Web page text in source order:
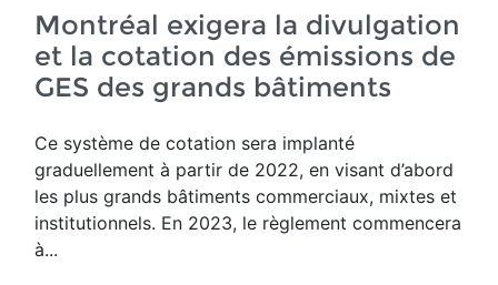
Montréal exigera la divulgation
et la cotation des émissions de
GES des grands bâtiments
Ce système de cotation sera implanté
graduellement à partir de 2022, en visant d’abord
les plus grands bâtiments commerciaux, mixtes et
institutionnels. En 2023, le règlement commencera
à...